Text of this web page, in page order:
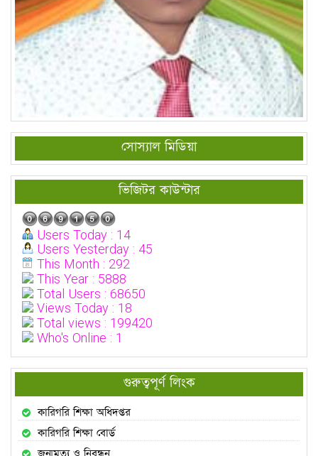
সোস্যাল মিডিয়া
ভিজিটর কাউন্টার
Users Today : 14
Users Yesterday : 45
This Month : 292
This Year : 5888
Total Users : 68650
Views Today : 18
Total views : 199420
Who's Online : 1
গুরুত্বপূর্ণ লিংক
কারিগরি শিক্ষা অধিদপ্তর
কারিগরি শিক্ষা বোর্ড